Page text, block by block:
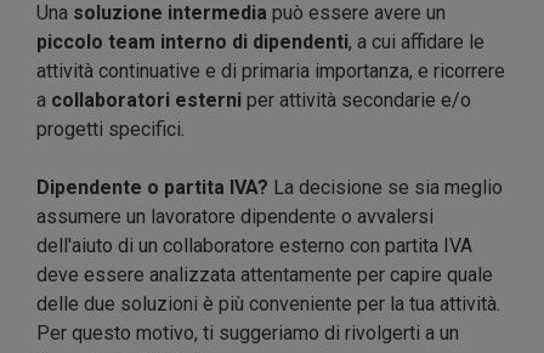
Una soluzione intermedia può essere avere un
piccolo team interno di dipendenti, a cui affidare le
attività continuative e di primaria importanza, e ricorrere
a collaboratori esterni per attività secondarie e/o
progetti specifici.
Dipendente o partita IVA? La decisione se sia meglio
assumere un lavoratore dipendente o avvalersi
dell'aiuto di un collaboratore esterno con partita IVA
deve essere analizzata attentamente per capire quale
delle due soluzioni è più conveniente per la tua attività.
Per questo motivo, ti suggeriamo di rivolgerti a un